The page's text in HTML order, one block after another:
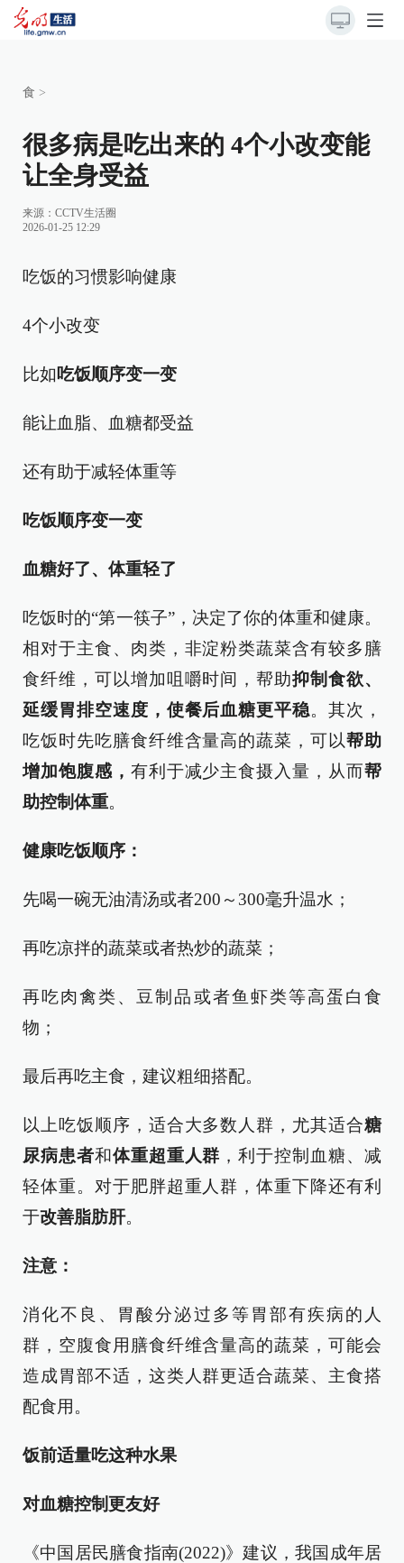
食 >
很多病是吃出来的 4个小改变能
让全身受益
来源： CCTV生活圈
2026-01-25 12:29
吃饭的习惯影响健康
4个小改变
比如 吃饭顺序变一变
能让血脂、血糖都受益
还有助于减轻体重等
吃饭顺序变一变
血糖好了、体重轻了
吃饭时的“第一筷子”，决定了你的体重和健康。
相对于主食、肉类，非淀粉类蔬菜含有较多膳
食纤维，可以增加咀嚼时间，帮助抑制食欲、
延缓胃排空速度，使餐后血糖更平稳。其次，
吃饭时先吃膳食纤维含量高的蔬菜，可以帮助
增加饱腹感， 有利于减少主食摄入量，从而帮
助控制体重。
健康吃饭顺序：
先喝一碗无油清汤或者200～300毫升温水；
再吃凉拌的蔬菜或者热炒的蔬菜；
再吃肉禽类、豆制品或者鱼虾类等高蛋白食
物；
最后再吃主食，建议粗细搭配。
以上吃饭顺序，适合大多数人群，尤其适合糖
尿病患者和体重超重人群 ，利于控制血糖、减
轻体重。对于肥胖超重人群，体重下降还有利
于改善脂肪肝。
注意：
消化不良、胃酸分泌过多等胃部有疾病的人
群，空腹食用膳食纤维含量高的蔬菜，可能会
造成胃部不适，这类人群更适合蔬菜、主食搭
配食用。
饭前适量吃这种水果
对血糖控制更友好
《中国居民膳食指南(2022)》建议，我国成年居